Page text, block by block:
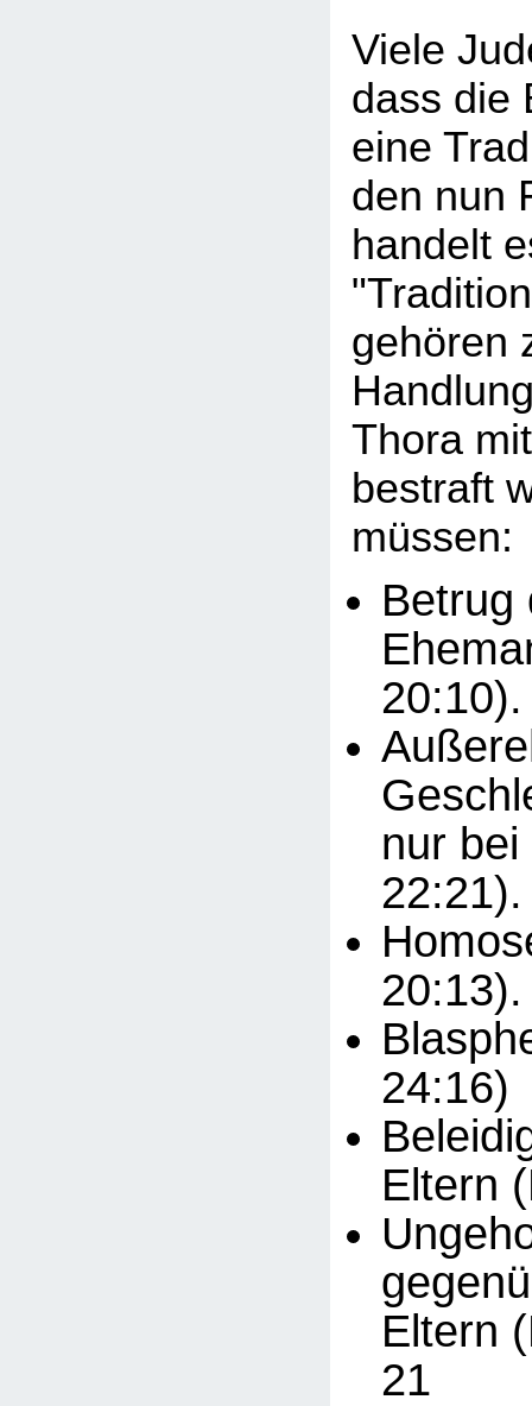
Viele
dass die
eine
den nun
handelt
gehören
Thora
bestraft
müssen:
Betrug
20:10).
nur
22:21).
20:13).
24:16)
Eltern
Eltern
21